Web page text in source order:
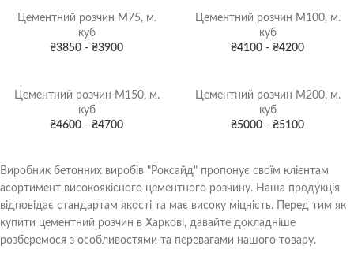
Цементний розчин М75, м.
куб
₴3850 - ₴3900
Цементний розчин М100, м.
куб
₴4100 - ₴4200
Цементний розчин М150, м.
куб
₴4600 - ₴4700
Цементний розчин М200, м.
куб
₴5000 - ₴5100
Виробник бетонних виробів "Роксайд" пропонує своїм клієнтам
асортимент високоякісного цементного розчину. Наша продукція
відповідає стандартам якості та має високу міцність. Перед тим як
купити цементний розчин в Харкові, давайте докладніше
розберемося з особливостями та перевагами нашого товару.